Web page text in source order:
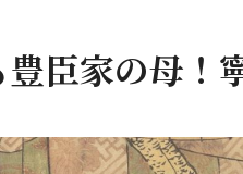
臣家の母！